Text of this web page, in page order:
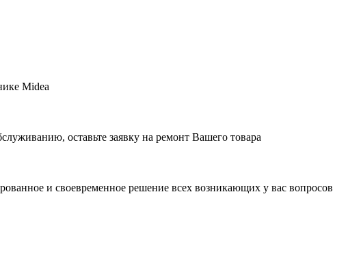
Midea
оставьте заявку на ремонт Вашего товара
и своевременное решение всех возникающих у вас вопросов